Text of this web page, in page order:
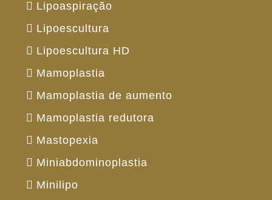
Lipoaspiração
Lipoescultura
Lipoescultura HD
Mamoplastia
Mamoplastia de aumento
Mamoplastia redutora
Mastopexia
Miniabdominoplastia
Minilipo